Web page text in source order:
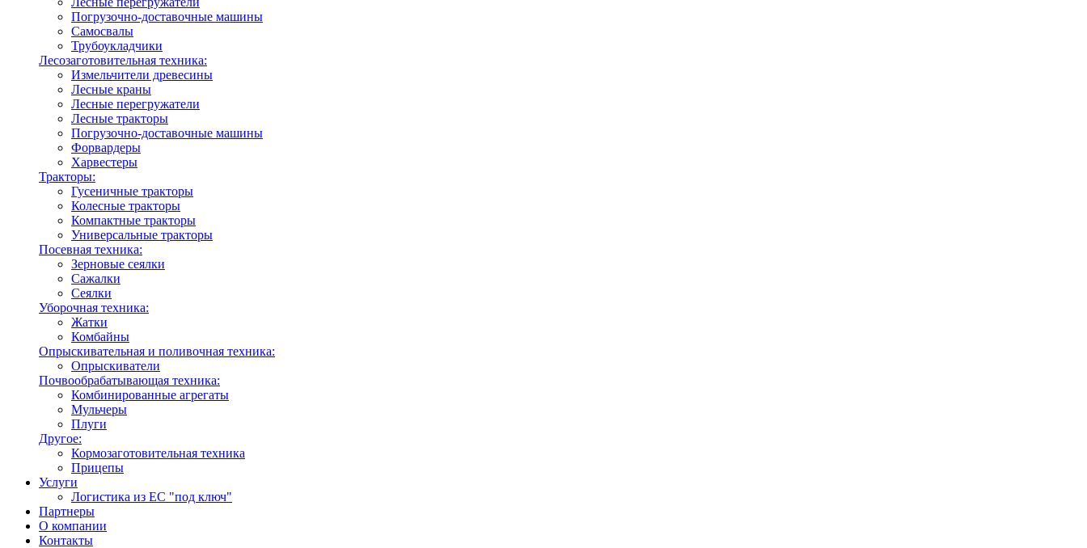
Погрузочно-доставочные машины
Самосвалы
Трубоукладчики
Лесозаготовительная техника:
Измельчители древесины
Лесные краны
Лесные перегружатели
Лесные тракторы
Погрузочно-доставочные машины
Форвардеры
Харвестеры
Тракторы:
Гусеничные тракторы
Колесные тракторы
Компактные тракторы
Универсальные тракторы
Посевная техника:
Зерновые сеялки
Сажалки
Сеялки
Уборочная техника:
Жатки
Комбайны
Опрыскивательная и поливочная техника:
Опрыскиватели
Почвообрабатывающая техника:
Комбинированные агрегаты
Мульчеры
Плуги
Другое:
Кормозаготовительная техника
Прицепы
Услуги
Логистика из ЕС "под ключ"
Партнеры
О компании
Контакты